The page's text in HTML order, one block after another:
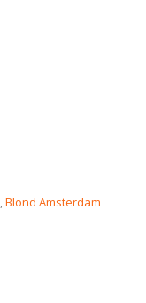
,Blond Amsterdam